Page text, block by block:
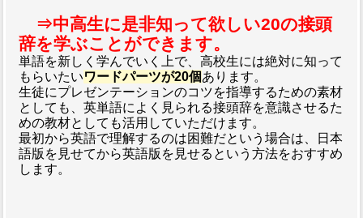
⇒中高生に是非知って欲しい20の接頭
辞を学ぶことができます。
単語を新しく学んでいく上で、高校生には絶対に知って
もらいたいワードパーツが20個あります。
生徒にプレゼンテーションのコツを指導するための素材
としても、英単語によく見られる接頭辞を意識させるた
めの教材としても活用していただけます。
最初から英語で理解するのは困難だという場合は、日本
語版を見せてから英語版を見せるという方法をおすすめ
します。